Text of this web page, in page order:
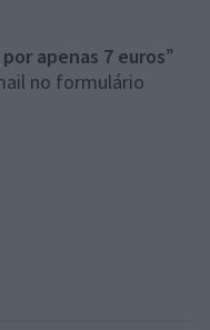
apenas 7 euros”
no formulário